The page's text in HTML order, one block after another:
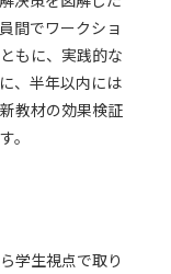
間でワークショ
もに、実践的な
、半年以内には
教材の効果検証
。
学生視点で取り